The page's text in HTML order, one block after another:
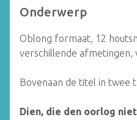
Onderwerp
Oblong formaat, 12
verschillende afmetingen,
Bovenaan de titel in twee
Dien, die den oorlog